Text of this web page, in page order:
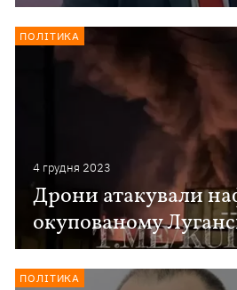
4 грудня 2023
Дрони атакували
окупованому
ПОЛІТИКА
ПОЛІТИКА